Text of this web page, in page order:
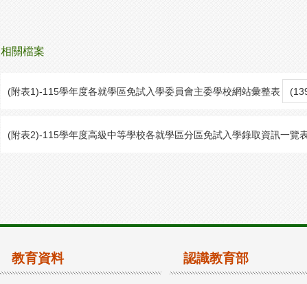
相關檔案
(附表1)-115學年度各就學區免試入學委員會主委學校網站彙整表
(附表2)-115學年度高級中等學校各就學區分區免試入學錄取資訊一覽
教育資料 認識教育部